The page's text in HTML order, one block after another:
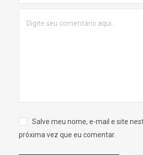
Salve meu nome, e-mail e site
próxima vez que eu comentar.